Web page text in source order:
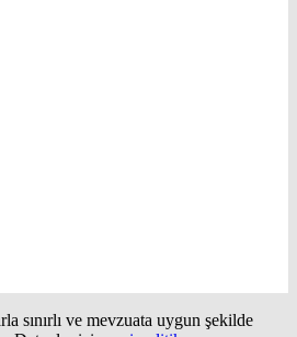
sınırlı ve mevzuata uygun şekilde